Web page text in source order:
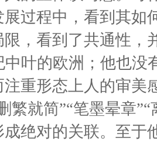
展过程中，看到其如
限，看到了共通性，
中叶的欧洲；他也没
注重形态上人的审美
繁就简”“笔墨晕章
绝对的关联。至于